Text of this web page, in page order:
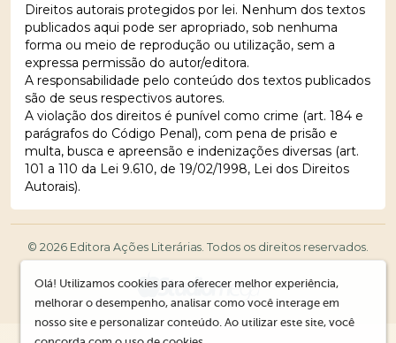
Direitos autorais protegidos por lei. Nenhum dos textos
publicados aqui pode ser apropriado, sob nenhuma
forma ou meio de reprodução ou utilização, sem a
expressa permissão do autor/editora.
A responsabilidade pelo conteúdo dos textos publicados
são de seus respectivos autores.
A violação dos direitos é punível como crime (art. 184 e
parágrafos do Código Penal), com pena de prisão e
multa, busca e apreensão e indenizações diversas (art.
101 a 110 da Lei 9.610, de 19/02/1998, Lei dos Direitos
Autorais).
© 2026 Editora Ações Literárias. Todos os direitos reservados.
Olá! Utilizamos cookies para oferecer melhor experiência,
melhorar o desempenho, analisar como você interage em
nosso site e personalizar conteúdo. Ao utilizar este site, você